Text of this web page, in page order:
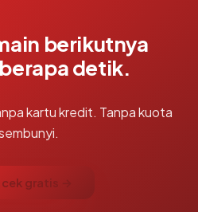
berikutnya
detik.
kartu kredit. Tanpa kuota
cek gratis →